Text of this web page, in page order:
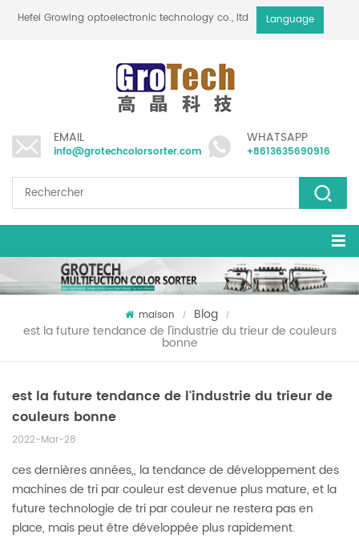
Hefei Growing optoelectronic technology co., ltd Language
EMAIL
info@grotechcolorsorter.com
WHATSAPP
+8613635690916
maison / Blog /
est la future tendance de l'industrie du trieur de couleurs
bonne
est la future tendance de l'industrie du trieur de
couleurs bonne
2022-Mar-28
ces dernières années,, la tendance de développement des
machines de tri par couleur est devenue plus mature, et la
future technologie de tri par couleur ne restera pas en
place, mais peut être développée plus rapidement.